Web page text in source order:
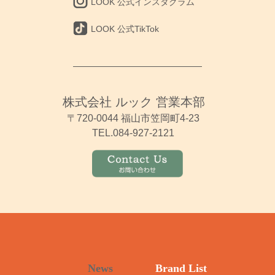
LOOK 公式TikTok
株式会社 ルック 営業本部
〒720-0044 福山市笠岡町4-23
TEL.084-927-2121
News Brand List